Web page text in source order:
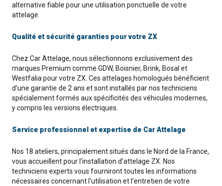
alternative fiable pour une utilisation ponctuelle de votre
attelage.
Qualité et sécurité garanties pour votre ZX
Chez Car Attelage, nous sélectionnons exclusivement des
marques Premium comme GDW, Boisnier, Brink, Bosal et
Westfalia pour votre ZX. Ces attelages homologués bénéficient
d'une garantie de 2 ans et sont installés par nos techniciens
spécialement formés aux spécificités des véhicules modernes,
y compris les versions électriques.
Service professionnel et expertise de Car Attelage
Nos 18 ateliers, principalement situés dans le Nord de la France,
vous accueillent pour l'installation d'attelage ZX. Nos
techniciens experts vous fourniront toutes les informations
nécessaires concernant l'utilisation et l'entretien de votre